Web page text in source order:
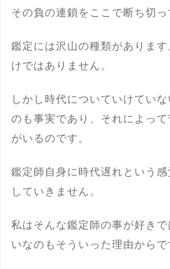
その負の連鎖をここで断ち切っ
鑑定には沢山の種類がありま
けではありません。
しかし時代についていけてい
のも事実であり、それによっ
がいるのです。
鑑定師自身に時代遅れという
していきません。
私はそんな鑑定師の事が好き
いなのもそういった理由からで